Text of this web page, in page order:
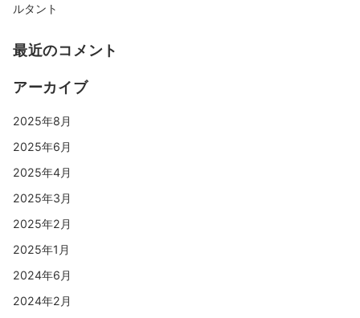
ルタント
最近のコメント
アーカイブ
2025年8月
2025年6月
2025年4月
2025年3月
2025年2月
2025年1月
2024年6月
2024年2月